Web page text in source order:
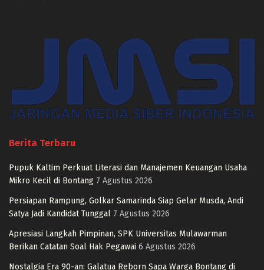
Berita Terbaru
Pupuk Kaltim Perkuat Literasi dan Manajemen Keuangan Usaha
Mikro Kecil di Bontang 7 Agustus 2026
Persiapan Rampung, Golkar Samarinda Siap Gelar Musda, Andi
Satya Jadi Kandidat Tunggal 7 Agustus 2026
Apresiasi Langkah Pimpinan, SPK Universitas Mulawarman
Berikan Catatan Soal Hak Pegawai 6 Agustus 2026
Nostalgia Era 90-an: Galatua Reborn Sapa Warga Bontang di